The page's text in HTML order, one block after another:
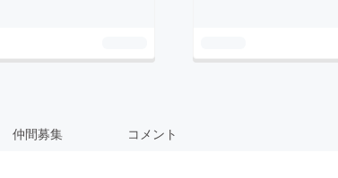
仲間募集 コメント